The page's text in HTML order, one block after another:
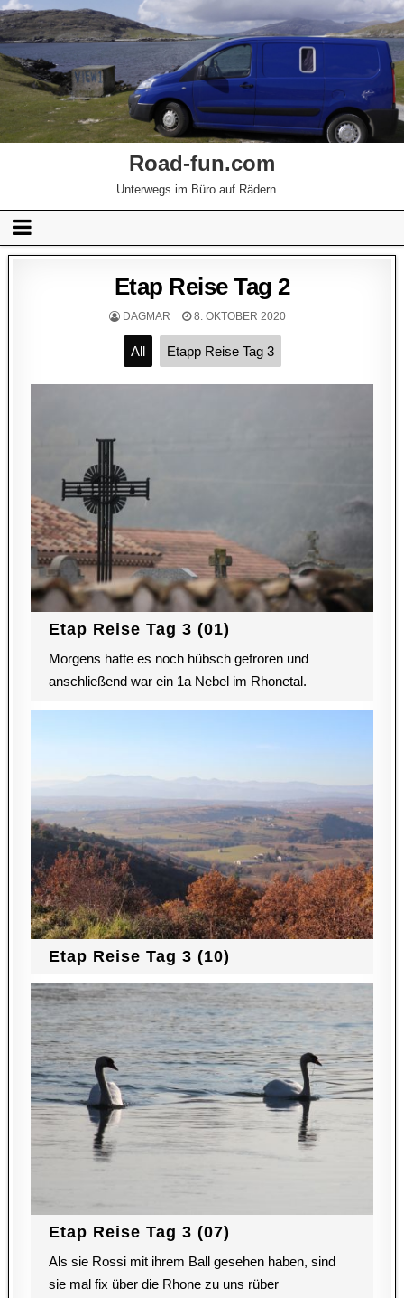
Road-fun.com
Unterwegs im Büro auf Rädern…
Etap Reise Tag 2
DAGMAR 8. OKTOBER 2020
All Etapp Reise Tag 3
Etap Reise Tag 3 (01)
Morgens hatte es noch hübsch gefroren und
anschließend war ein 1a Nebel im Rhonetal.
Etap Reise Tag 3 (10)
Etap Reise Tag 3 (07)
Als sie Rossi mit ihrem Ball gesehen haben, sind
sie mal fix über die Rhone zu uns rüber